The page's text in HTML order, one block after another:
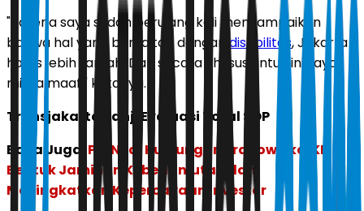
"Karena saya sudah berulang kali menyampaikan
bahwa hal yang berkaitan dengan disabilitas, Jakarta
harus lebih ramah. Dan secara khusus untuk ini saya
minta maaf," katanya.
Transjakarta Janji Evaluasi Total SOP
Baca Juga: PSI Nilai Kunjungan Prabowo ke IKN
Bentuk Jaminan Keberlanjutan dan
Meningkatkan Kepercayaan Investor